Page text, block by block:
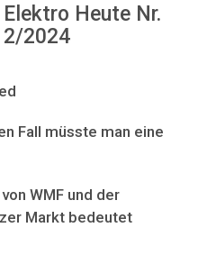
Elektro Heute Nr.
2/2024
Fall müsste man eine
WMF und der
Markt bedeutet